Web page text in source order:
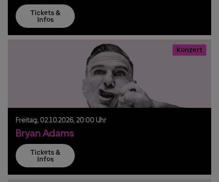
Tickets &
Infos
Konzert
Freitag, 02.10.2026, 20:00 Uhr
Bryan Adams
Tickets &
Infos